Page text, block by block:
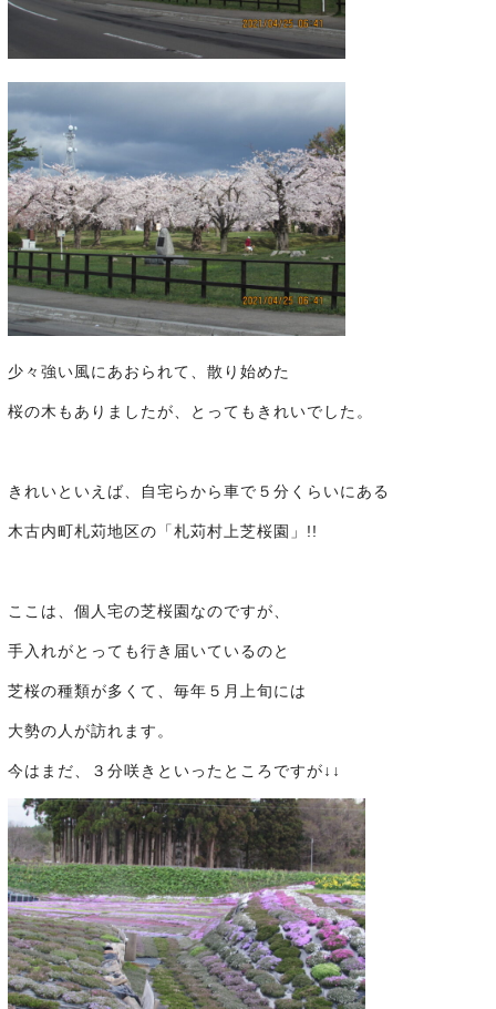
少々強い風にあおられて、散り始めた
桜の木もありましたが、とってもきれいでした。
きれいといえば、自宅らから車で５分くらいにある
木古内町札苅地区の「札苅村上芝桜園」!!
ここは、個人宅の芝桜園なのですが、
手入れがとっても行き届いているのと
芝桜の種類が多くて、毎年５月上旬には
大勢の人が訪れます。
今はまだ、３分咲きといったところですが↓↓